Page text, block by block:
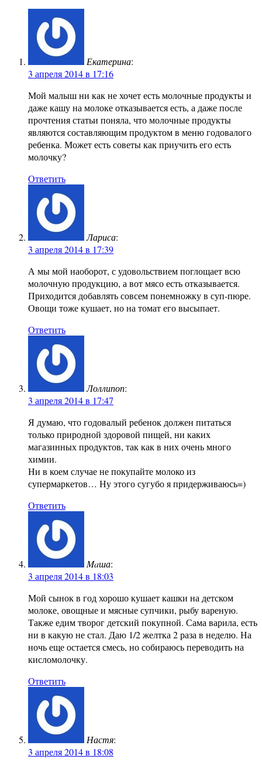
Екатерина:
3 апреля 2014 в 17:16
Мой малыш ни как не хочет есть молочные продукты и
даже кашу на молоке отказывается есть, а даже после
прочтения статьи поняла, что молочные продукты
являются составляющим продуктом в меню годовалого
ребенка. Может есть советы как приучить его есть
молочку?
Ответить
Лариса:
3 апреля 2014 в 17:39
А мы мой наоборот, с удовольствием поглощает всю
молочную продукцию, а вот мясо есть отказывается.
Приходится добавлять совсем понемножку в суп-пюре.
Овощи тоже кушает, но на томат его высыпает.
Ответить
Лоллипоп:
3 апреля 2014 в 17:47
Я думаю, что годовалый ребенок должен питаться
только природной здоровой пищей, ни каких
магазинных продуктов, так как в них очень много
химии.
Ни в коем случае не покупайте молоко из
супермаркетов… Ну этого сугубо я придерживаюсь=)
Ответить
Maша:
3 апреля 2014 в 18:03
Мой сынок в год хорошо кушает кашки на детском
молоке, овощные и мясные супчики, рыбу вареную.
Также едим творог детский покупной. Сама варила, есть
ни в какую не стал. Даю 1/2 желтка 2 раза в неделю. На
ночь еще остается смесь, но собираюсь переводить на
кисломолочку.
Ответить
Настя:
3 апреля 2014 в 18:08